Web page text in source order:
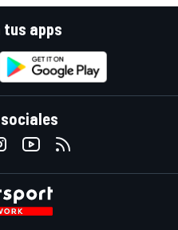
tus apps
sociales